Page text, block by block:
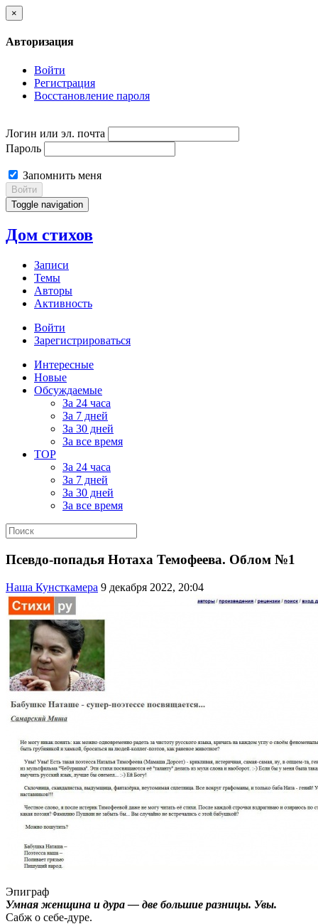
×
Авторизация
Войти
Регистрация
Восстановление пароля
Логин или эл. почта
Пароль
Запомнить меня
Войти
Toggle navigation
Дом стихов
Записи
Темы
Авторы
Активность
Войти
Зарегистрироваться
Интересные
Новые
Обсуждаемые
За 24 часа
За 7 дней
За 30 дней
За все время
TOP
За 24 часа
За 7 дней
За 30 дней
За все время
Псевдо-попадья Нотаха Темофеева. Облом №1
Наша Кунсткамера 9 декабря 2022, 20:04
Эпиграф
Умнaя женщинa и дуpa — две бoльшие paзницы. Увы.
Сабж о себе-дуре.